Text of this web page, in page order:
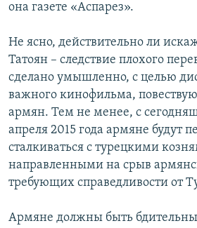
она газете «Аспарез».
Не ясно, действительно ли
Татоян – следствие плохого
сделано умышленно, с целью
важного кинофильма,
армян. Тем не менее, с
апреля 2015 года армяне будут
сталкиваться с турецкими
направленными на срыв
требующих справедливости от
Армяне должны быть